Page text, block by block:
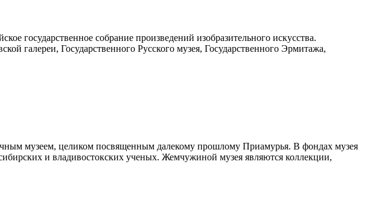
государственное собрание произведений изобразительного искусства.
галереи, Государственного Русского музея, Государственного Эрмитажа,
музеем, целиком посвященным далекому прошлому Приамурья. В фондах музея
и владивостокских ученых. Жемчужиной музея являются коллекции,